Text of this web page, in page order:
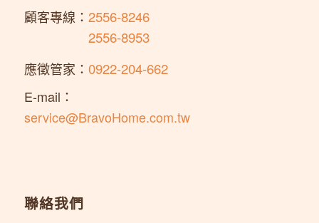
顧客專線： 2556-8246
2556-8953
應徵管家： 0922-204-662
E-mail：
service@BravoHome.com.tw
聯絡我們